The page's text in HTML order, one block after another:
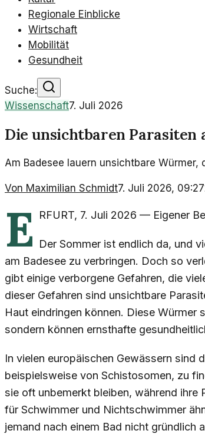
Regionale Einblicke
Wirtschaft
Mobilität
Gesundheit
Suche:
Wissenschaft7. Juli 2026
Die unsichtbaren Parasiten
Am Badesee lauern unsichtbare
Von Maximilian Schmidt7. Juli 2026, 09:27
E RFURT, 7. Juli 2026 — Eigener
Der Sommer ist endlich da, und
am Badesee zu verbringen. Doch so
gibt einige verborgene Gefahren, die
dieser Gefahren sind unsichtbare
Haut eindringen können. Diese Würmer
sondern können ernsthafte
In vielen europäischen Gewässern sind
beispielsweise von Schistosomen, zu
sie oft unbemerkt bleiben, während ihre
für Schwimmer und Nichtschwimmer
jemand nach einem Bad nicht gründlich